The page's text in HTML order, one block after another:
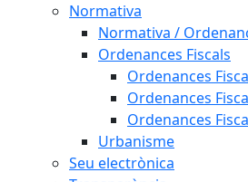
Normativa
Normativa /
Ordenances Fiscals
Ordenances
Ordenances
Ordenances
Urbanisme
Seu electrònica